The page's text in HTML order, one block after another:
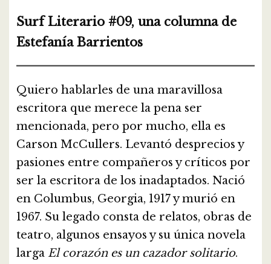
Surf Literario #09, una columna de
Estefanía Barrientos
Quiero hablarles de una maravillosa
escritora que merece la pena ser
mencionada, pero por mucho, ella es
Carson McCullers. Levantó desprecios y
pasiones entre compañeros y críticos por
ser la escritora de los inadaptados. Nació
en Columbus, Georgia, 1917 y murió en
1967. Su legado consta de relatos, obras de
teatro, algunos ensayos y su única novela
larga El corazón es un cazador solitario.